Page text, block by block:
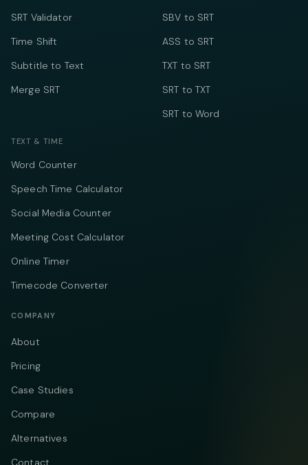
SRT Validator
Time Shift
Subtitle to Text
Merge SRT
SBV to SRT
ASS to SRT
TXT to SRT
SRT to TXT
SRT to Word
TEXT & TIME
Word Counter
Speech Time Calculator
Social Media Counter
Meeting Cost Calculator
Online Timer
Timecode Converter
COMPANY
About
Pricing
Case Studies
Compare
Alternatives
Contact